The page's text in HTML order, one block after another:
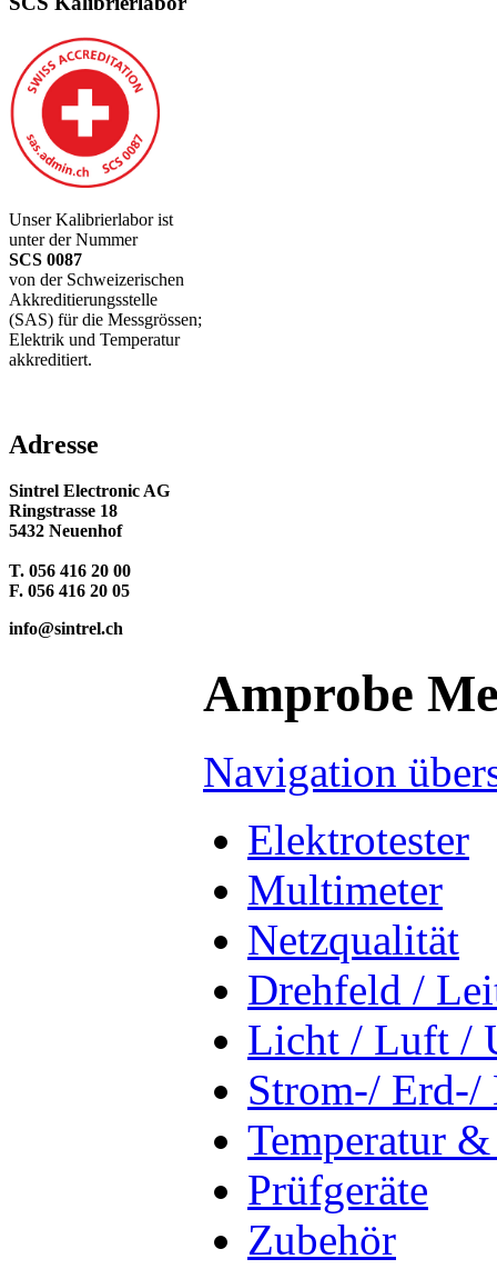
Unser Kalibrierlabor ist
unter der Nummer
SCS 0087
von der Schweizerischen
Akkreditierungsstelle
(SAS) für die Messgrössen;
Elektrik und Temperatur
akkreditiert.
Adresse
Sintrel Electronic AG
Ringstrasse 18
5432 Neuenhof
T. 056 416 20 00
F. 056 416 20 05
info@sintrel.ch
Amprobe
Navigation
Elektrotester
Multimeter
Netzqualität
Drehfeld /
Licht / Luft /
Strom-/ Erd-/
Temperatur
Prüfgeräte
Zubehör